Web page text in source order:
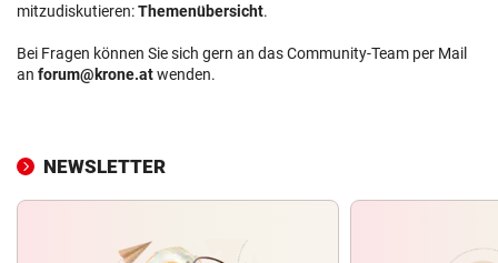
mitzudiskutieren:Themenübersicht.
Bei Fragen können Sie sich gern an das Community-Team per Mail
an forum@krone.atwenden.
NEWSLETTER